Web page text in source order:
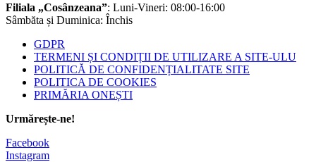
Filiala „Cosânzeana”: Luni-Vineri: 08:00-16:00
Sâmbăta și Duminica: Închis
GDPR
TERMENI ȘI CONDIȚII DE UTILIZARE A SITE-ULU
POLITICĂ DE CONFIDENȚIALITATE SITE
POLITICA DE COOKIES
PRIMĂRIA ONEȘTI
Urmărește-ne!
Facebook
Instagram